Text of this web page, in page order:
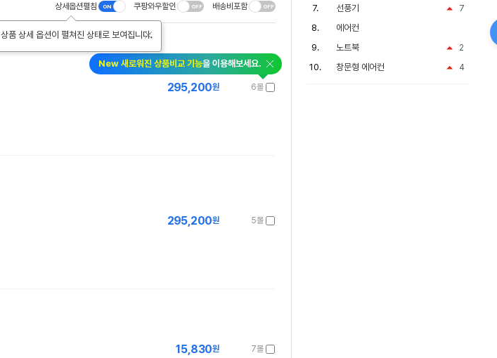
상세옵션펼침
상품 상세 옵션이 펼쳐진 상태로 보여집니다.
쿠팡와우할인 배송비포함
New 새로워진 상품비교 기능을 이용해보세요.
6몰
295,200원
5몰
295,200원
7몰
15,830원
7
선풍기
에어컨
2
노트북
4
창문형 에어컨